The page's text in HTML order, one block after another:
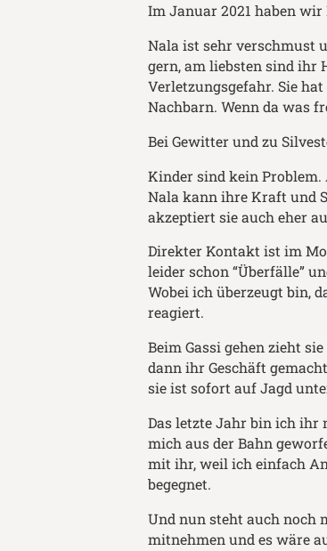
Im Januar 2021 haben
Nala ist sehr verschmust
gern, am liebsten sind ihr
Verletzungsgefahr. Sie
Nachbarn. Wenn da was
Bei Gewitter und zu
Kinder sind kein
Nala kann ihre Kraft und
akzeptiert sie auch eher
Direkter Kontakt ist im
leider schon “Überfälle”
Wobei ich überzeugt bin,
reagiert.
Beim Gassi gehen zieht
dann ihr Geschäft
sie ist sofort auf Jagd
Das letzte Jahr bin ich ihr
mich aus der Bahn
mit ihr, weil ich einfach
begegnet.
Und nun steht auch noch
mitnehmen und es wäre